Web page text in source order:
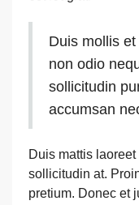
Duis mollis
non odio
sollicitudin
accumsan
Duis mattis
sollicitudin at.
pretium. Donec et